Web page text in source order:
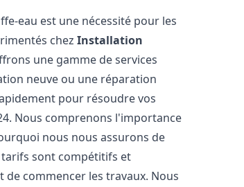
eau est une nécessité pour les
chezInstallation
une gamme de services
neuve ou une réparation
pour résoudre vos
Nous comprenons l'importance
nous nous assurons de
tarifs sont compétitifs et
commencer les travaux. Nous